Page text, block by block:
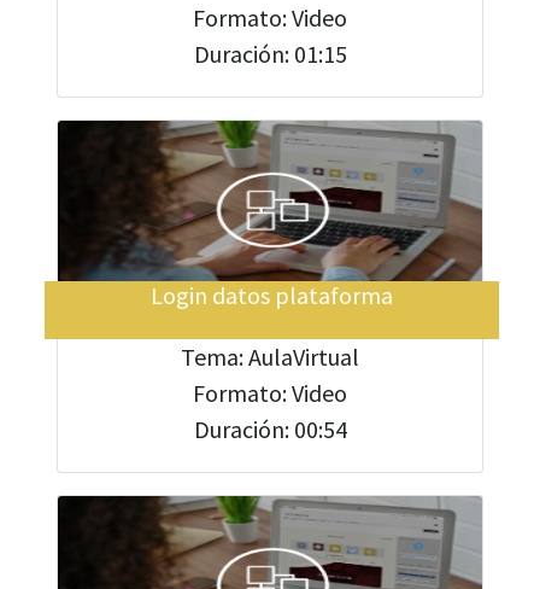
Formato: Video
Duración: 01:15
Login datos plataforma
Tema: AulaVirtual
Formato: Video
Duración: 00:54